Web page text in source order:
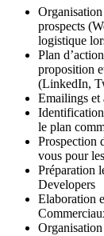
prospects
logistique
Plan
proposition
(LinkedIn,
Emailings et
le plan
Prospection
vous pour
Préparation
Developers
Elaboration